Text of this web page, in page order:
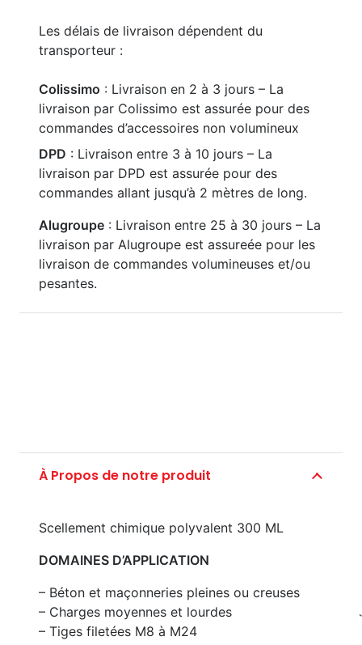
Les délais de livraison dépendent du
transporteur :
Colissimo : Livraison en 2 à 3 jours – La
livraison par Colissimo est assurée pour des
commandes d’accessoires non volumineux
DPD : Livraison entre 3 à 10 jours – La
livraison par DPD est assurée pour des
commandes allant jusqu’à 2 mètres de long.
Alugroupe : Livraison entre 25 à 30 jours – La
livraison par Alugroupe est assureée pour les
livraison de commandes volumineuses et/ou
pesantes.
À Propos de notre produit
Scellement chimique polyvalent 300 ML
DOMAINES D’APPLICATION
– Béton et maçonneries pleines ou creuses
– Charges moyennes et lourdes
– Tiges filetées M8 à M24